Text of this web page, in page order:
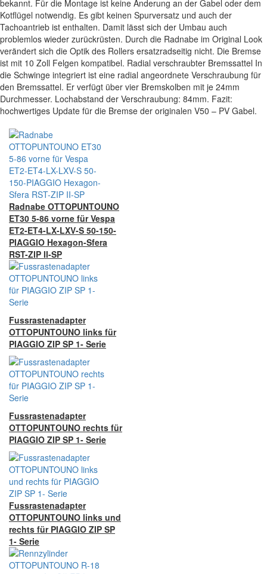
bekannt. Für die Montage ist keine Änderung an der Gabel oder dem
Kotflügel notwendig. Es gibt keinen Spurversatz und auch der
Tachoantrieb ist enthalten. Damit lässt sich der Umbau auch
problemlos wieder zurückrüsten. Durch die Radnabe im Original Look
verändert sich die Optik des Rollers ersatzradseitig nicht. Die Bremse
ist mit 10 Zoll Felgen kompatibel. Radial verschraubter Bremssattel In
die Schwinge integriert ist eine radial angeordnete Verschraubung für
den Bremssattel. Er verfügt über vier Bremskolben mit je 24mm
Durchmesser. Lochabstand der Verschraubung: 84mm. Fazit:
hochwertiges Update für die Bremse der originalen V50 – PV Gabel.
Radnabe OTTOPUNTOUNO
ET30 5-86 vorne für Vespa
ET2-ET4-LX-LXV-S 50-150-
PIAGGIO Hexagon-Sfera
RST-ZIP II-SP
Fussrastenadapter
OTTOPUNTOUNO links für
PIAGGIO ZIP SP 1- Serie
Fussrastenadapter
OTTOPUNTOUNO rechts für
PIAGGIO ZIP SP 1- Serie
Fussrastenadapter
OTTOPUNTOUNO links und
rechts für PIAGGIO ZIP SP
1- Serie